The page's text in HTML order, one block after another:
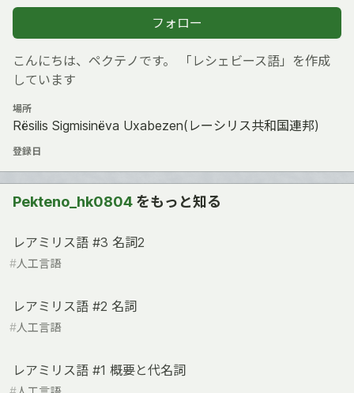
フォロー
こんにちは、ペクテノです。 「レシェビース語」を作成
しています
場所
Rësilis Sigmisinëva Uxabezen(レーシリス共和国連邦)
登録日
Pekteno_hk0804 をもっと知る
レアミリス語 #3 名詞2
#人工言語
レアミリス語 #2 名詞
#人工言語
レアミリス語 #1 概要と代名詞